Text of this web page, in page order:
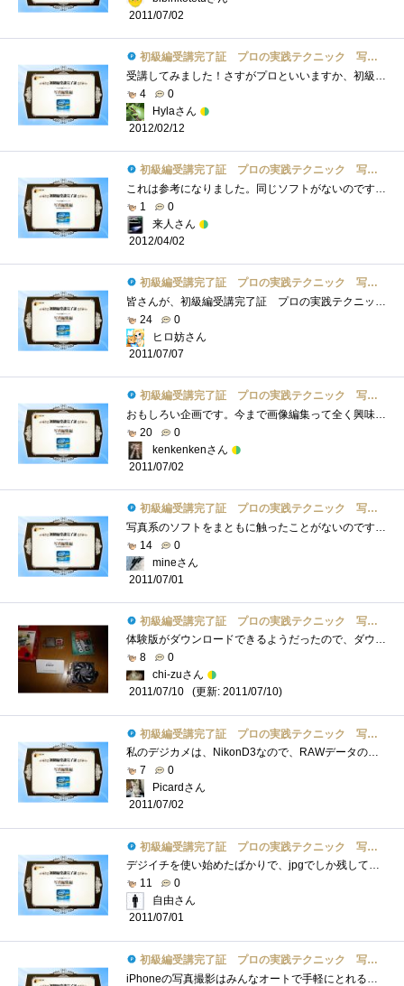
2011/07/02
初級編受講完了証 プロの実践テクニック 写真編集編
受講してみました！さすがプロといいますか、初級編にも関わらずRAWデータの取り扱いから入ることに驚きました。その後の明るさ調整、不純物�...
4
0
Hylaさん
2012/02/12
初級編受講完了証 プロの実践テクニック 写真編集編
これは参考になりました。同じソフトがないのですぐ実践はできませんが、あったらやってみたいですね。Zigsow用に写真を撮ったらうっかりペン�...
1
0
来人さん
2012/04/02
初級編受講完了証 プロの実践テクニック 写真編集編
皆さんが、初級編受講完了証 プロの実践テクニック 写真編集編、もちもので登録されてましたが、どこで、受講するのかわかりませんでした�...
24
0
ヒロ妨さん
2011/07/07
初級編受講完了証 プロの実践テクニック 写真編集編
おもしろい企画です。今まで画像編集って全く興味が無かったのですが、せっかくの機会なのでちょっと勉強してみようかと思います。中級・上�...
20
0
kenkenkenさん
2011/07/02
初級編受講完了証 プロの実践テクニック 写真編集編
写真系のソフトをまともに触ったことがないのですが、とてもわかりやすかったです。なんというか、こんなに簡単に（？）画像が処理できると�...
14
0
mineさん
2011/07/01
初級編受講完了証 プロの実践テクニック 写真編集編
体験版がダウンロードできるようだったので、ダウンロードしてみました。で、適当な画像を補正してみた。画像1が元画像で、画像2がオート補正...
8
0
chi-zuさん
2011/07/10
(更新: 2011/07/10)
初級編受講完了証 プロの実践テクニック 写真編集編
私のデジカメは、NikonD3なので、RAWデータの現像は、NikonCptureNXを使っていました。画像の加工/編集は、AdobePhotoshopを使っています。実践テクニック...
7
0
Picardさん
2011/07/02
初級編受講完了証 プロの実践テクニック 写真編集編
デジイチを使い始めたばかりで、jpgでしか残していなかった。RAWで残す大切さが分かった気がする。RAWでは容量が大きくなるのと、SDカードへの書...
11
0
自由さん
2011/07/01
初級編受講完了証 プロの実践テクニック 写真編集編
iPhoneの写真撮影はみんなオートで手軽にとれるんですが、ホワイトバランスの調整がイマイチで室内取りでは本来の色味はまず出ません。この調�...